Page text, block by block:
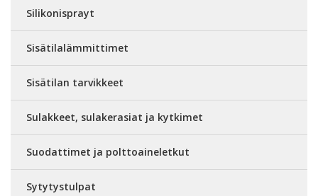
Silikonisprayt
Sisätilalämmittimet
Sisätilan tarvikkeet
Sulakkeet, sulakerasiat ja kytkimet
Suodattimet ja polttoaineletkut
Sytytystulpat